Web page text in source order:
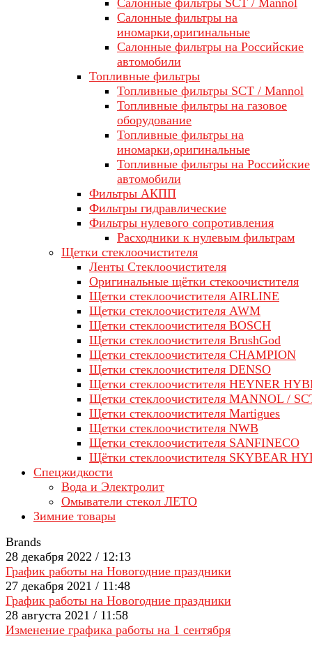
Салонные фильтры SCT / Mannol
Салонные фильтры на
иномарки,оригинальные
Салонные фильтры на Российские
автомобили
Топливные фильтры
Топливные фильтры SCT / Mannol
Топливные фильтры на газовое
оборудование
Топливные фильтры на
иномарки,оригинальные
Топливные фильтры на Российские
автомобили
Фильтры АКПП
Фильтры гидравлические
Фильтры нулевого сопротивления
Расходники к нулевым фильтрам
Щетки стеклоочистителя
Ленты Стеклоочистителя
Оригинальные щётки стекоочистителя
Щетки стеклоочистителя AIRLINE
Щетки стеклоочистителя AWM
Щетки стеклоочистителя BOSCH
Щетки стеклоочистителя BrushGod
Щетки стеклоочистителя CHAMPION
Щетки стеклоочистителя DENSO
Щетки стеклоочистителя HEYNER
Щетки стеклоочистителя MANNOL /
Щетки стеклоочистителя Martigues
Щетки стеклоочистителя NWB
Щетки стеклоочистителя SANFINECO
Щётки стеклоочистителя SKYBEAR
Спецжидкости
Вода и Электролит
Омыватели стекол ЛЕТО
Зимние товары
Brands
28 декабря 2022 / 12:13
График работы на Новогодние праздники
27 декабря 2021 / 11:48
График работы на Новогодние праздники
28 августа 2021 / 11:58
Изменение графика работы на 1 сентября